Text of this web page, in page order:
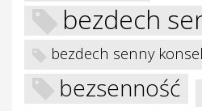
bezdech
bezdech senny
bezsenność